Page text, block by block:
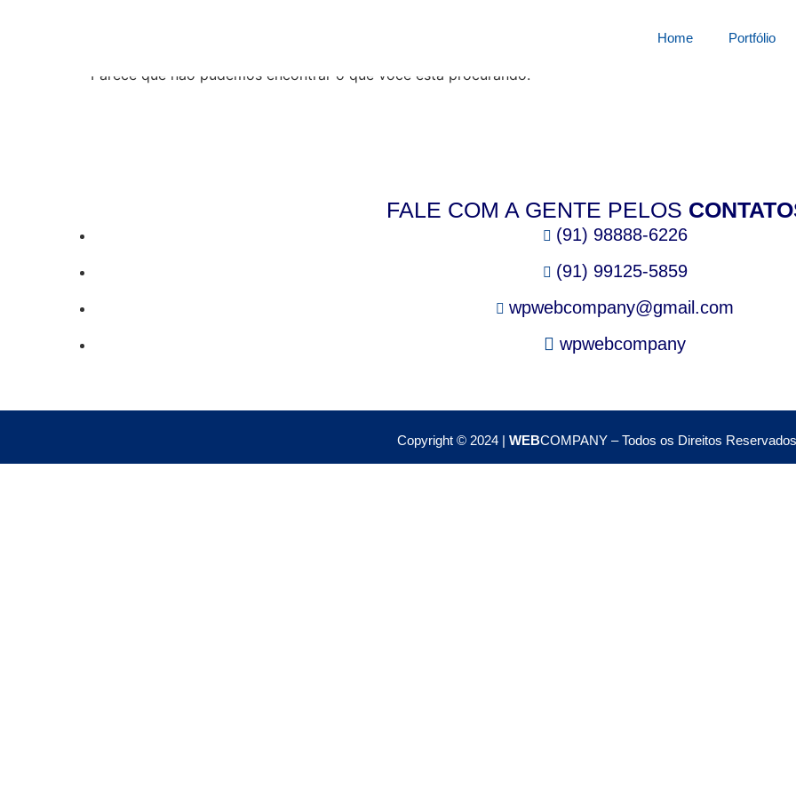
Home Portfólio
Parece que não pudemos encontrar o que você está procurando.
FALE COM A GENTE PELOS
(91) 98888-6226
(91) 99125-5859
wpwebcompany@gmail.com
wpwebcompany
Copyright © 2024 | WEBCOMPANY – Todos os Direitos Reservados